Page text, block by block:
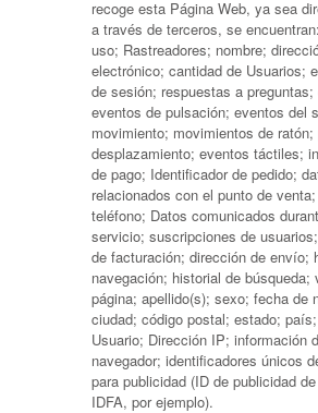
recoge esta Página Web, ya sea
a través de terceros, se
uso; Rastreadores; nombre;
electrónico; cantidad de Usuarios;
de sesión; respuestas a
eventos de pulsación; eventos del
movimiento; movimientos de
desplazamiento; eventos táctiles;
de pago; Identificador de pedido;
relacionados con el punto de
teléfono; Datos comunicados
servicio; suscripciones de
de facturación; dirección de envío;
navegación; historial de búsqueda;
página; apellido(s); sexo; fecha de
ciudad; código postal; estado;
Usuario; Dirección IP; información
navegador; identificadores únicos
para publicidad (ID de publicidad
IDFA, por ejemplo).